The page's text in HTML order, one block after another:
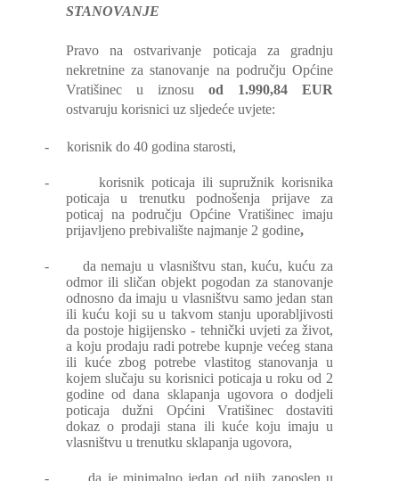
STANOVANJE
Pravo na ostvarivanje poticaja za gradnju
nekretnine za stanovanje na području Općine
Vratišinec u iznosu od 1.990,84 EUR
ostvaruju korisnici uz sljedeće uvjete:
- korisnik do 40 godina starosti,
-
korisnik poticaja ili supružnik korisnika
poticaja u trenutku podnošenja prijave za
poticaj na području Općine Vratišinec imaju
prijavljeno prebivalište najmanje 2 godine,
-
da nemaju u vlasništvu stan, kuću, kuću za
odmor ili sličan objekt pogodan za stanovanje
odnosno da imaju u vlasništvu samo jedan stan
ili kuću koji su u takvom stanju uporabljivosti
da postoje higijensko - tehnički uvjeti za život,
a koju prodaju radi potrebe kupnje većeg stana
ili kuće zbog potrebe vlastitog stanovanja u
kojem slučaju su korisnici poticaja u roku od 2
godine od dana sklapanja ugovora o dodjeli
poticaja dužni Općini Vratišinec dostaviti
dokaz o prodaji stana ili kuće koju imaju u
vlasništvu u trenutku sklapanja ugovora,
- da je minimalno jedan od njih zaposlen u